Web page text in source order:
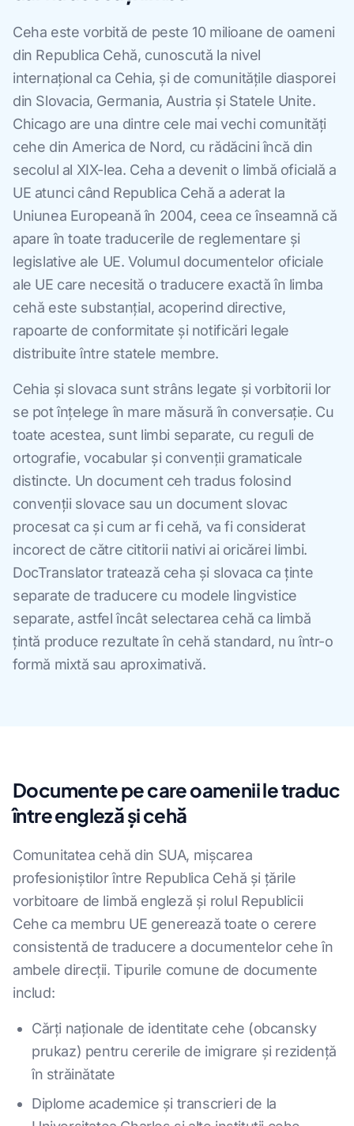
Ceha este vorbită de peste 10 milioane de oameni
din Republica Cehă, cunoscută la nivel
internațional ca Cehia, și de comunitățile diasporei
din Slovacia, Germania, Austria și Statele Unite.
Chicago are una dintre cele mai vechi comunități
cehe din America de Nord, cu rădăcini încă din
secolul al XIX-lea. Ceha a devenit o limbă oficială a
UE atunci când Republica Cehă a aderat la
Uniunea Europeană în 2004, ceea ce înseamnă că
apare în toate traducerile de reglementare și
legislative ale UE. Volumul documentelor oficiale
ale UE care necesită o traducere exactă în limba
cehă este substanțial, acoperind directive,
rapoarte de conformitate și notificări legale
distribuite între statele membre.
Cehia și slovaca sunt strâns legate și vorbitorii lor
se pot înțelege în mare măsură în conversație. Cu
toate acestea, sunt limbi separate, cu reguli de
ortografie, vocabular și convenții gramaticale
distincte. Un document ceh tradus folosind
convenții slovace sau un document slovac
procesat ca și cum ar fi cehă, va fi considerat
incorect de către cititorii nativi ai oricărei limbi.
DocTranslator tratează ceha și slovaca ca ținte
separate de traducere cu modele lingvistice
separate, astfel încât selectarea cehă ca limbă
țintă produce rezultate în cehă standard, nu într-o
formă mixtă sau aproximativă.
Documente pe care oamenii le traduc
între engleză și cehă
Comunitatea cehă din SUA, mișcarea
profesioniștilor între Republica Cehă și țările
vorbitoare de limbă engleză și rolul Republicii
Cehe ca membru UE generează toate o cerere
consistentă de traducere a documentelor cehe în
ambele direcții. Tipurile comune de documente
includ:
Cărți naționale de identitate cehe (obcansky
prukaz) pentru cererile de imigrare și rezidență
în străinătate
Diplome academice și transcrieri de la